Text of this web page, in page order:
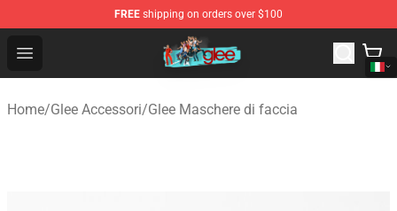
FREE shipping on orders over $100
Open menu
Glee Store - Official Glee Merchandise Shop
Home/Glee Accessori/Glee Maschere di faccia